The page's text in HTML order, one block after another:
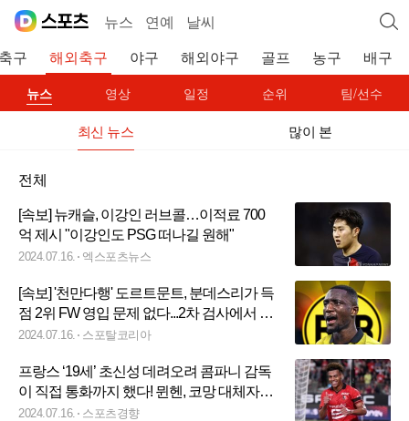
뉴스 연예 날씨
구 해외축구 야구 해외야구 골프 농구 배구
뉴스 영상 일정 순위 팀/선수
최신 뉴스 많이 본
전체
[속보] 뉴캐슬, 이강인 러브콜…이적료 700
억 제시 "이강인도 PSG 떠나길 원해"
2024.07.16. 엑스포츠뉴스
[속보] '천만다행' 도르트문트, 분데스리가 득
점 2위 FW 영입 문제 없다...2차 검사에서 긍
정적 결과
2024.07.16. 스포탈코리아
프랑스 ‘19세’ 초신성 데려오려 콤파니 감독
이 직접 통화까지 했다! 뮌헨, 코망 대체자로
두에 영입 총력전!
2024.07.16. 스포츠경향